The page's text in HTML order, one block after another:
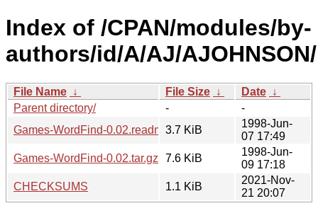
Index of /CPAN/modules/by-
authors/id/A/AJ/AJOHNSON/
File Name ↓ File Size ↓ Date ↓
Parent directory/
-
-
Games-WordFind-0.02.readme3.7 KiB
1998-Jun-
07 17:49
Games-WordFind-0.02.tar.gz
7.6 KiB
1998-Jun-
09 17:18
CHECKSUMS
1.1 KiB
2021-Nov-
21 20:07